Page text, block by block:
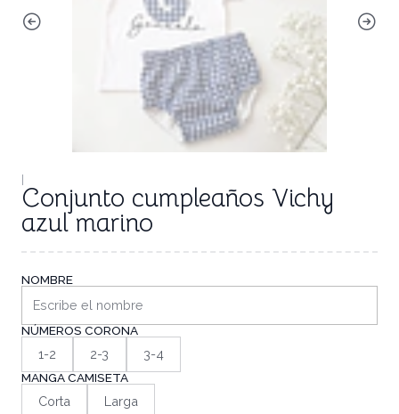
|
Conjunto cumpleaños Vichy
azul marino
NOMBRE
NÚMEROS CORONA
1-2 2-3 3-4
MANGA CAMISETA
Corta Larga